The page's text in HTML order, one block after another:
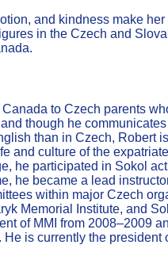
and kindness make her
in the Czech and
to Czech parents
though he
than in Czech, Robert
and culture of the
he participated in Sokol
he became a lead
within major Czech
Memorial Institute, and
of MMI from 2008–2009
is currently the president